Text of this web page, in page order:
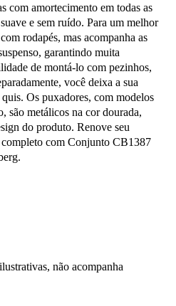
com amortecimento em todas as
e sem ruído. Para um melhor
rodapés, mas acompanha as
garantindo muita
de montá-lo com pezinhos,
você deixa a sua
Os puxadores, com modelos
são metálicos na cor dourada,
do produto. Renove seu
completo com Conjunto CB1387
não acompanha